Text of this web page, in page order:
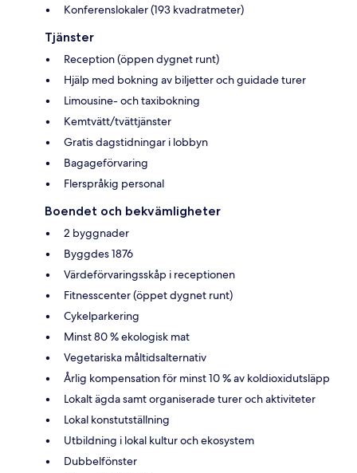
Konferenslokaler (193 kvadratmeter)
Tjänster
Reception (öppen dygnet runt)
Hjälp med bokning av biljetter och guidade turer
Limousine- och taxibokning
Kemtvätt/tvättjänster
Gratis dagstidningar i lobbyn
Bagageförvaring
Flerspråkig personal
Boendet och bekvämligheter
2 byggnader
Byggdes 1876
Värdeförvaringsskåp i receptionen
Fitnesscenter (öppet dygnet runt)
Cykelparkering
Minst 80 % ekologisk mat
Vegetariska måltidsalternativ
Årlig kompensation för minst 10 % av koldioxidutsläpp
Lokalt ägda samt organiserade turer och aktiviteter
Lokal konstutställning
Utbildning i lokal kultur och ekosystem
Dubbelfönster